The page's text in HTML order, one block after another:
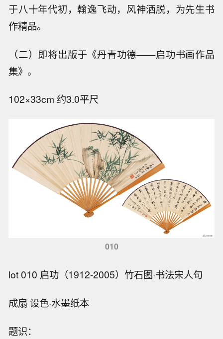
于八十年代初，翰逸飞动，风神洒脱，为先生书
作精品。
（二）即将出版于《丹青功德——启功书画作品
集》。
102×33cm 约3.0平尺
010
lot 010 启功（1912-2005）竹石图·书法宋人句
成扇 设色·水墨纸本
题识：